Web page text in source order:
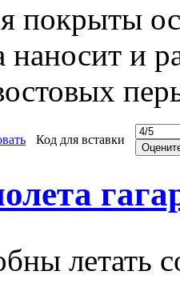
покрыты
и
Код для вставки
летать